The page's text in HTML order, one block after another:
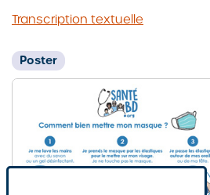
Transcription textuelle
Poster